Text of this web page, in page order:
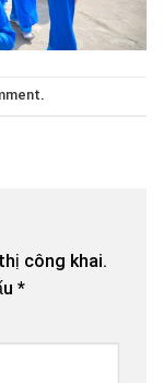
.
công khai.
*